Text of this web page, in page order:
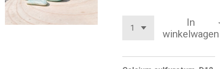
In
winkelwagen